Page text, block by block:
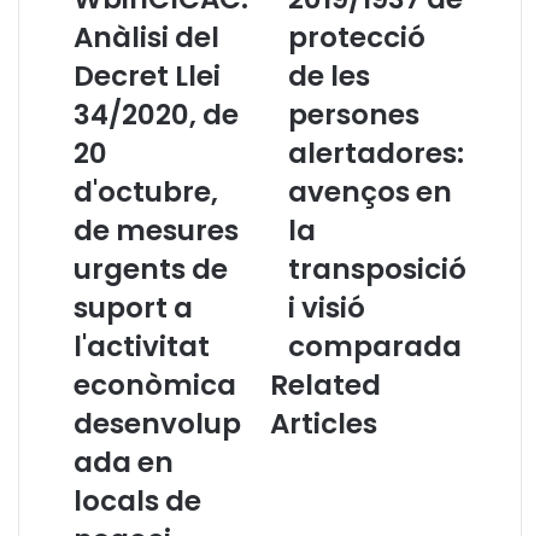
e
W
b
n
I
C
C
:
A
n
à
i
s
d
Anàlisi del
Decret Llei
34/2020, de
20
d'octubre,
de mesures
urgents de
suport a
l'activitat
econòmica
desenvolup
ada en
locals de
e
c
t
i
v
a
E
0
1
9
1
9
7
protecció
de les
persones
alertadores:
avenços en
la
transposició
i visió
comparada
Related
Articles